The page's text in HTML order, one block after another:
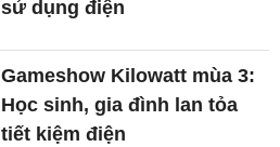
sử dụng điện
Gameshow Kilowatt mùa 3:
Học sinh, gia đình lan tỏa
tiết kiệm điện